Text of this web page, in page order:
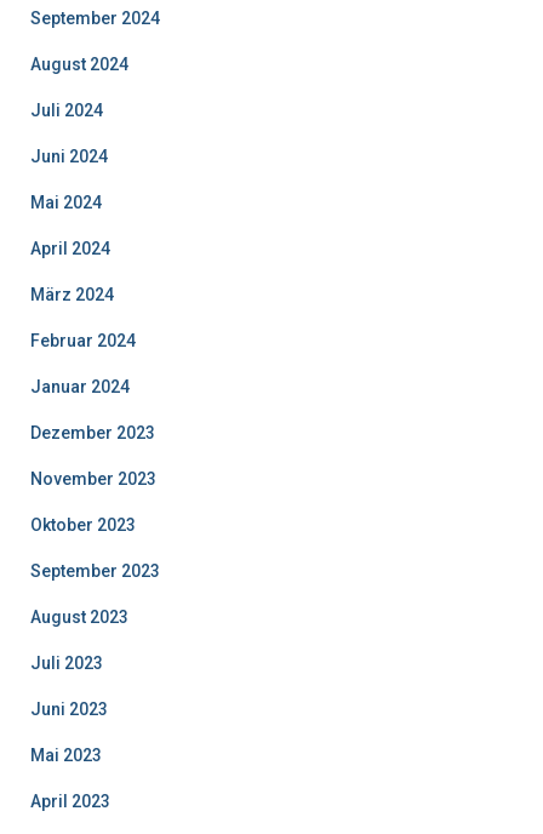
September 2024
August 2024
Juli 2024
Juni 2024
Mai 2024
April 2024
März 2024
Februar 2024
Januar 2024
Dezember 2023
November 2023
Oktober 2023
September 2023
August 2023
Juli 2023
Juni 2023
Mai 2023
April 2023